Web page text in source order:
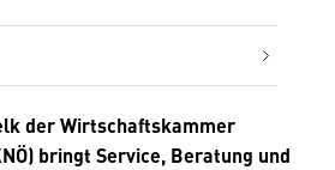
der Wirtschaftskammer
bringt Service, Beratung und